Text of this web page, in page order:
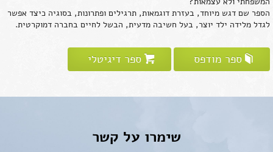
הספר שם דגש מיוחד, בעזרת דוגמאות, תרגילים ופתרונות, בסוגיה כיצד אפשר
לגדל מלידה ילד יוצר, בעל חשיבה מדעית, הבשל לחיים בחברה דמוקרטית.
ספר מודפס ספר דיגיטלי
שימרו על קשר